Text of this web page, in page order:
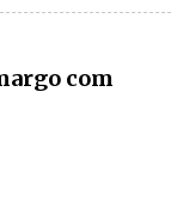
com